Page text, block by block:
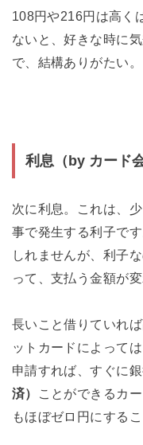
108円や216円は高く
ないと、好きな時に
で、結構ありがたい。
利息（by カード会
次に利息。これは、
事で発生する利子で
しれませんが、利子
って、支払う金額が変
長いこと借りていれ
ットカードによって
申請すれば、すぐに
済）
ことができるカ
もほぼゼロ円にする